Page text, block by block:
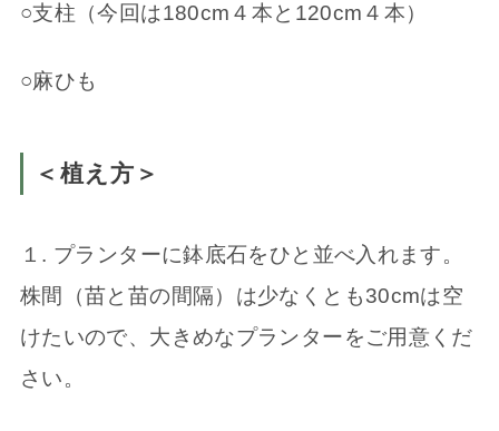
○支柱（今回は180cm４本と120cm４本）
○麻ひも
＜植え方＞
１. プランターに鉢底石をひと並べ入れます。
株間（苗と苗の間隔）は少なくとも30cmは空
けたいので、大きめなプランターをご用意くだ
さい。